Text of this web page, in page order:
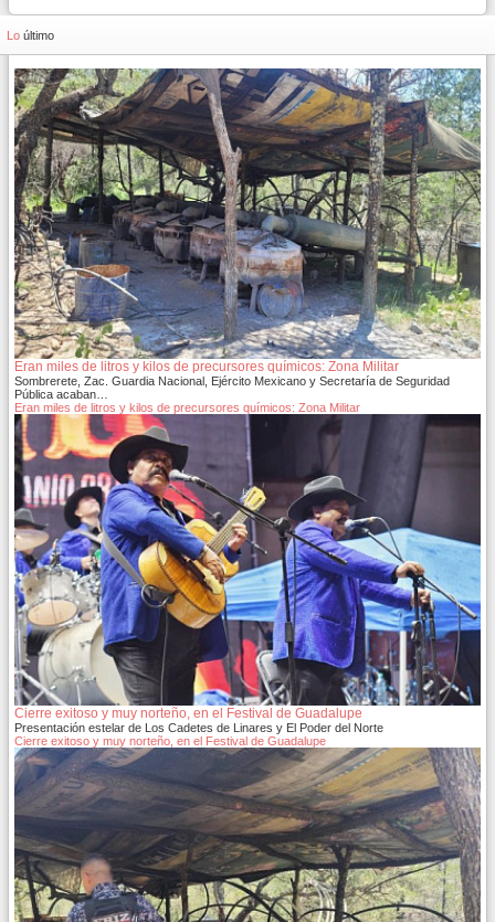
Lo último
Eran miles de litros y kilos de precursores químicos: Zona Militar
Sombrerete, Zac. Guardia Nacional, Ejército Mexicano y Secretaría de Seguridad
Pública acaban…
Eran miles de litros y kilos de precursores químicos: Zona Militar
Cierre exitoso y muy norteño, en el Festival de Guadalupe
Presentación estelar de Los Cadetes de Linares y El Poder del Norte
Cierre exitoso y muy norteño, en el Festival de Guadalupe